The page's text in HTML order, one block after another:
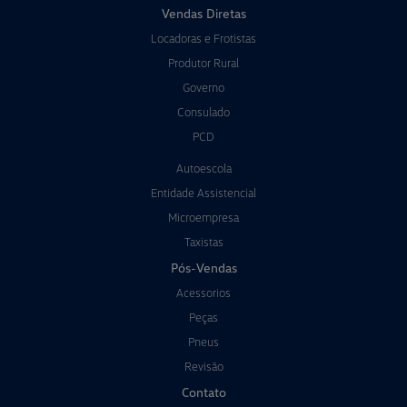
Vendas Diretas
Locadoras e Frotistas
Produtor Rural
Governo
Consulado
PCD
Autoescola
Entidade Assistencial
Microempresa
Taxistas
Pós-Vendas
Acessorios
Peças
Pneus
Revisão
Contato